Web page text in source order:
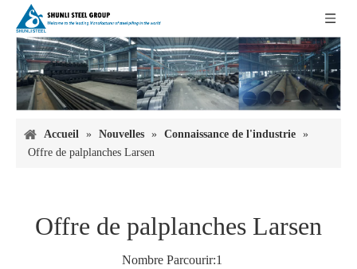
Accueil » Nouvelles » Connaissance de l'industrie »
Offre de palplanches Larsen
Offre de palplanches Larsen
Nombre Parcourir:1